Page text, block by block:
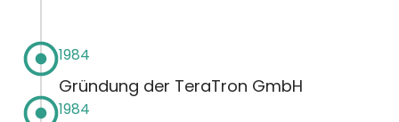
1984
Gründung der TeraTron GmbH
1984